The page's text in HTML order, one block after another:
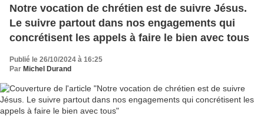
Notre vocation de chrétien est de suivre Jésus.
Le suivre partout dans nos engagements qui
concrétisent les appels à faire le bien avec tous
Publié le 26/10/2024 à 16:25
Par Michel Durand